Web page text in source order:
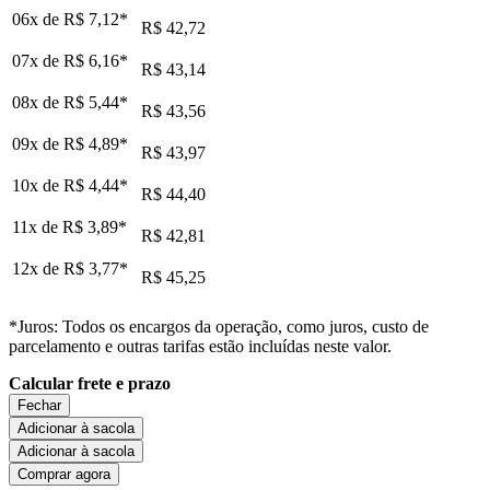
06x de R$ 7,12*
R$ 42,72
07x de R$ 6,16*
R$ 43,14
08x de R$ 5,44*
R$ 43,56
09x de R$ 4,89*
R$ 43,97
10x de R$ 4,44*
R$ 44,40
11x de R$ 3,89*
R$ 42,81
12x de R$ 3,77* R$ 45,25
*Juros: Todos os encargos da operação, como juros, custo de
parcelamento e outras tarifas estão incluídas neste valor.
Calcular frete e prazo
Fechar
Adicionar à sacola
Adicionar à sacola
Comprar agora